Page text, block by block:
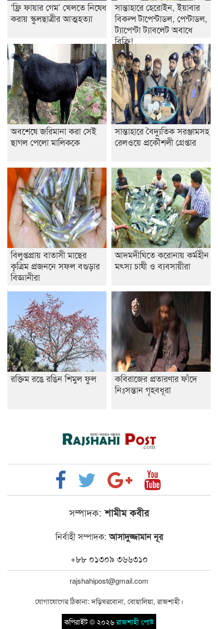
ইসলামের ইতিহাস ও সংস্কৃতি বিভাগের লাইট হাউজ ক্লাবের
নেতৃত্ব ইসতিয়াক-মাহফুজ
ডাকসুতে শিবিরের নিরঙ্কুশ জয়
রাজশাহীতে ট্রাকচাপায় ভ্যানচালক নিহত
শেষ সময়ে ভোট কারচুরি অভিযোগ আবিদের
‘ফ্রি ফায়ার গেম’ খেলতে নিষেধ
করায় স্কুলছাত্রীর আত্মহত্যা
সান্তাহারে হেরোইন, ইয়াবার
বিকল্প টাপেন্টাডল, পেন্টাডল,
ট্যাপেন্টা ট্যাবলেট অবাধে
বিক্রি!
অবশেষে জরিমানা করা সেই
ছাগল পেলো মালিককে
সান্তাহারে বৈদ্যুতিক সরঞ্জামসহ
রেলওয়ে প্রকৌশলী গ্রেপ্তার
বিলুপ্তপ্রায় বাতাসী মাছের
কৃত্রিম প্রজননে সফল বগুড়ার
বিজ্ঞানীরা
আদমদীঘিতে করোনায় কর্মহীন
মৎস্য চাষী ও ব্যবসায়ীরা
রক্তিম রঙে রঙিন শিমুল ফুল
কবিরাজের প্রতারণার ফাঁদে
নিঃসন্তান গৃহবধূরা
সম্পাদক: শামীম কবীর
নির্বাহী সম্পাদক:আসাদুজ্জামান নূর
+৮৮ ০১৩০৯ ৩৬৬৩১০
rajshahipost@gmail.com
যোগাযোগের ঠিকানা: দড়িখরবোনা, বোয়ালিয়া, রাজশাহী।
কপিরাইট © ২০২৬রাজশাহী পোষ্ট